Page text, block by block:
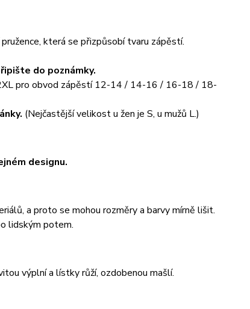
která se přizpůsobí tvaru zápěstí.
do poznámky.
pro obvod zápěstí 12-14 / 14-16 / 16-18 / 18-
(Nejčastější velikost u žen je S, u mužů L.)
designu.
a proto se mohou rozměry a barvy mírně lišit.
lidským potem.
výplní a lístky růží, ozdobenou mašlí.